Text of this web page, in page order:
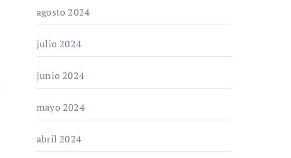
agosto 2024
julio 2024
junio 2024
mayo 2024
abril 2024